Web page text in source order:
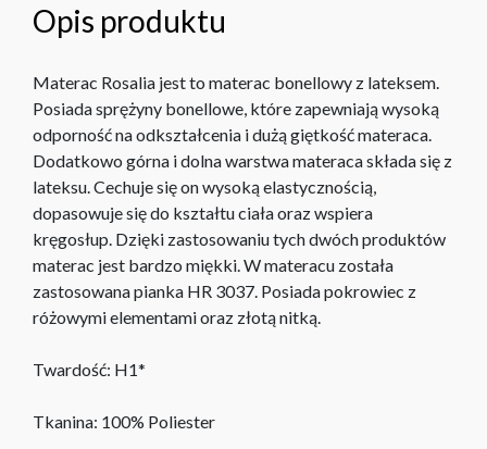
Opis produktu
Materac Rosalia jest to materac bonellowy z lateksem.
Posiada sprężyny bonellowe, które zapewniają wysoką
odporność na odkształcenia i dużą giętkość materaca.
Dodatkowo górna i dolna warstwa materaca składa się z
lateksu. Cechuje się on wysoką elastycznością,
dopasowuje się do kształtu ciała oraz wspiera
kręgosłup. Dzięki zastosowaniu tych dwóch produktów
materac jest bardzo miękki. W materacu została
zastosowana pianka HR 3037. Posiada pokrowiec z
różowymi elementami oraz złotą nitką.
Twardość: H1*
Tkanina: 100% Poliester